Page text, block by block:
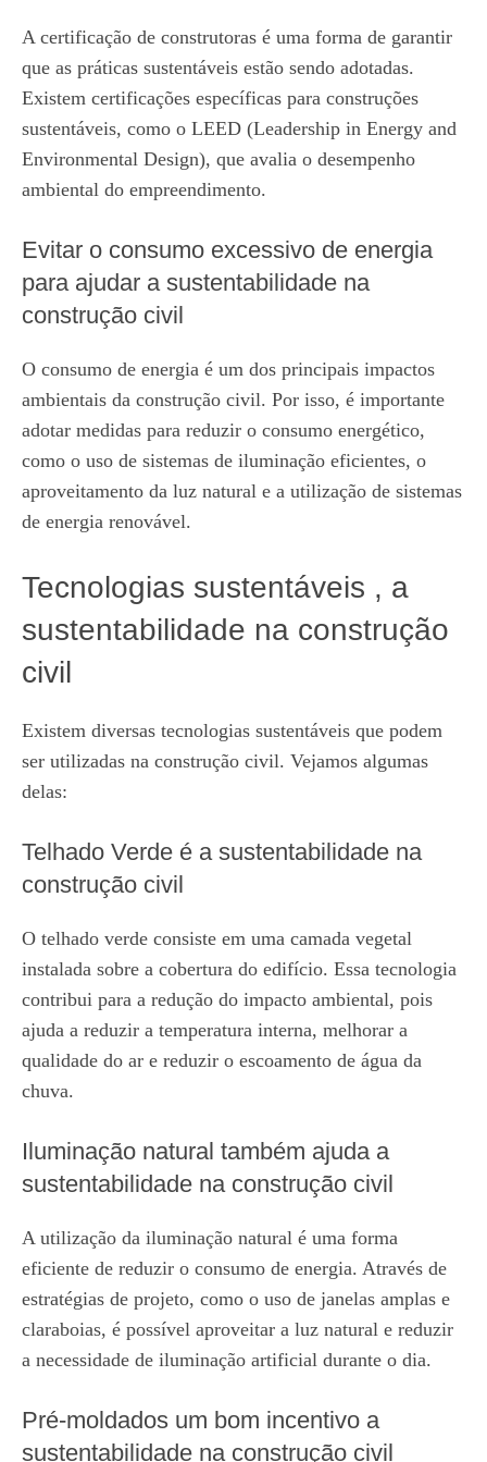
A certificação de construtoras é uma forma de garantir
que as práticas sustentáveis estão sendo adotadas.
Existem certificações específicas para construções
sustentáveis, como o LEED (Leadership in Energy and
Environmental Design), que avalia o desempenho
ambiental do empreendimento.
Evitar o consumo excessivo de energia
para ajudar a sustentabilidade na
construção civil
O consumo de energia é um dos principais impactos
ambientais da construção civil. Por isso, é importante
adotar medidas para reduzir o consumo energético,
como o uso de sistemas de iluminação eficientes, o
aproveitamento da luz natural e a utilização de sistemas
de energia renovável.
Tecnologias sustentáveis , a
sustentabilidade na construção
civil
Existem diversas tecnologias sustentáveis que podem
ser utilizadas na construção civil. Vejamos algumas
delas:
Telhado Verde é a sustentabilidade na
construção civil
O telhado verde consiste em uma camada vegetal
instalada sobre a cobertura do edifício. Essa tecnologia
contribui para a redução do impacto ambiental, pois
ajuda a reduzir a temperatura interna, melhorar a
qualidade do ar e reduzir o escoamento de água da
chuva.
Iluminação natural também ajuda a
sustentabilidade na construção civil
A utilização da iluminação natural é uma forma
eficiente de reduzir o consumo de energia. Através de
estratégias de projeto, como o uso de janelas amplas e
claraboias, é possível aproveitar a luz natural e reduzir
a necessidade de iluminação artificial durante o dia.
Pré-moldados um bom incentivo a
sustentabilidade na construção civil